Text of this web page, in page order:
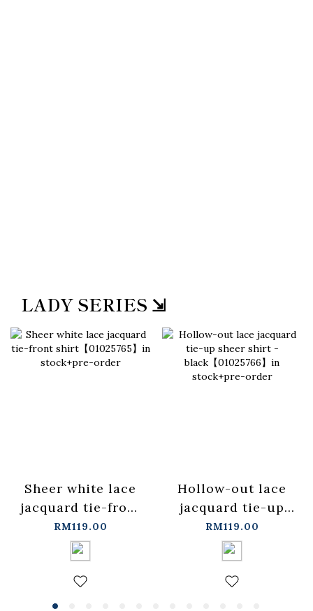
LADY SERIES ⇲
Sheer white lace
jacquard tie-front
shirt【01025765】
in stock+pre-order
RM119.00
Hollow-out lace
jacquard tie-up
sheer shirt -
black【01025766】
in stock+pre-order
RM119.00